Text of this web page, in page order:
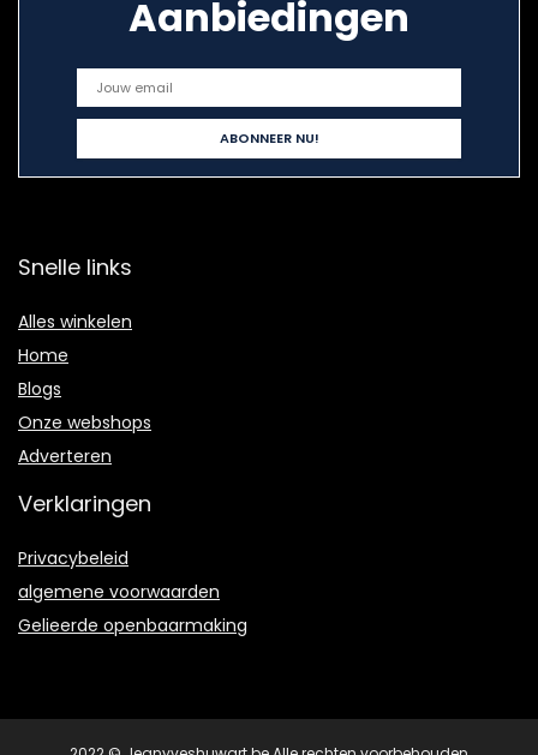
Aanbiedingen
Snelle links
Alles winkelen
Home
Blogs
Onze webshops
Adverteren
Verklaringen
Privacybeleid
algemene voorwaarden
Gelieerde openbaarmaking